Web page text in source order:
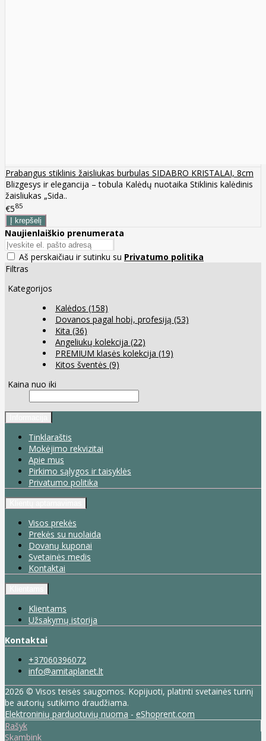
Prabangus stiklinis žaisliukas burbulas SIDABRO KRISTALAI, 8cm
Blizgesys ir elegancija – tobula Kalėdų nuotaika Stiklinis kalėdinis
žaisliukas „Sida..
€585
Naujienlaiškio prenumerata
Aš perskaičiau ir sutinku su Privatumo politika
Filtras
Kategorijos
Kalėdos (158)
Dovanos pagal hobį, profesiją (53)
Kita (36)
Angeliukų kolekcija (22)
PREMIUM klasės kolekcija (19)
Kitos šventės (9)
Kaina nuo iki
Tinklaraštis
Mokėjimo rekvizitai
Apie mus
Pirkimo sąlygos ir taisyklės
Privatumo politika
Visos prekės
Prekės su nuolaida
Dovanų kuponai
Svetainės medis
Kontaktai
Klientams
Užsakymų istorija
Kontaktai
+37060396072
info@amitaplanet.lt
2026 © Visos teisės saugomos. Kopijuoti, platinti svetainės turinį
be autorių sutikimo draudžiama.
Elektroninių parduotuvių nuoma - eShoprent.com
Rašyk
Skambink